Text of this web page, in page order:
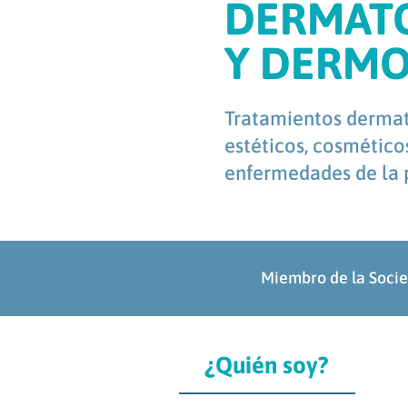
Y
Tratamientos
estéticos,
enfermedades de la
Miembro de la
¿Quién soy?